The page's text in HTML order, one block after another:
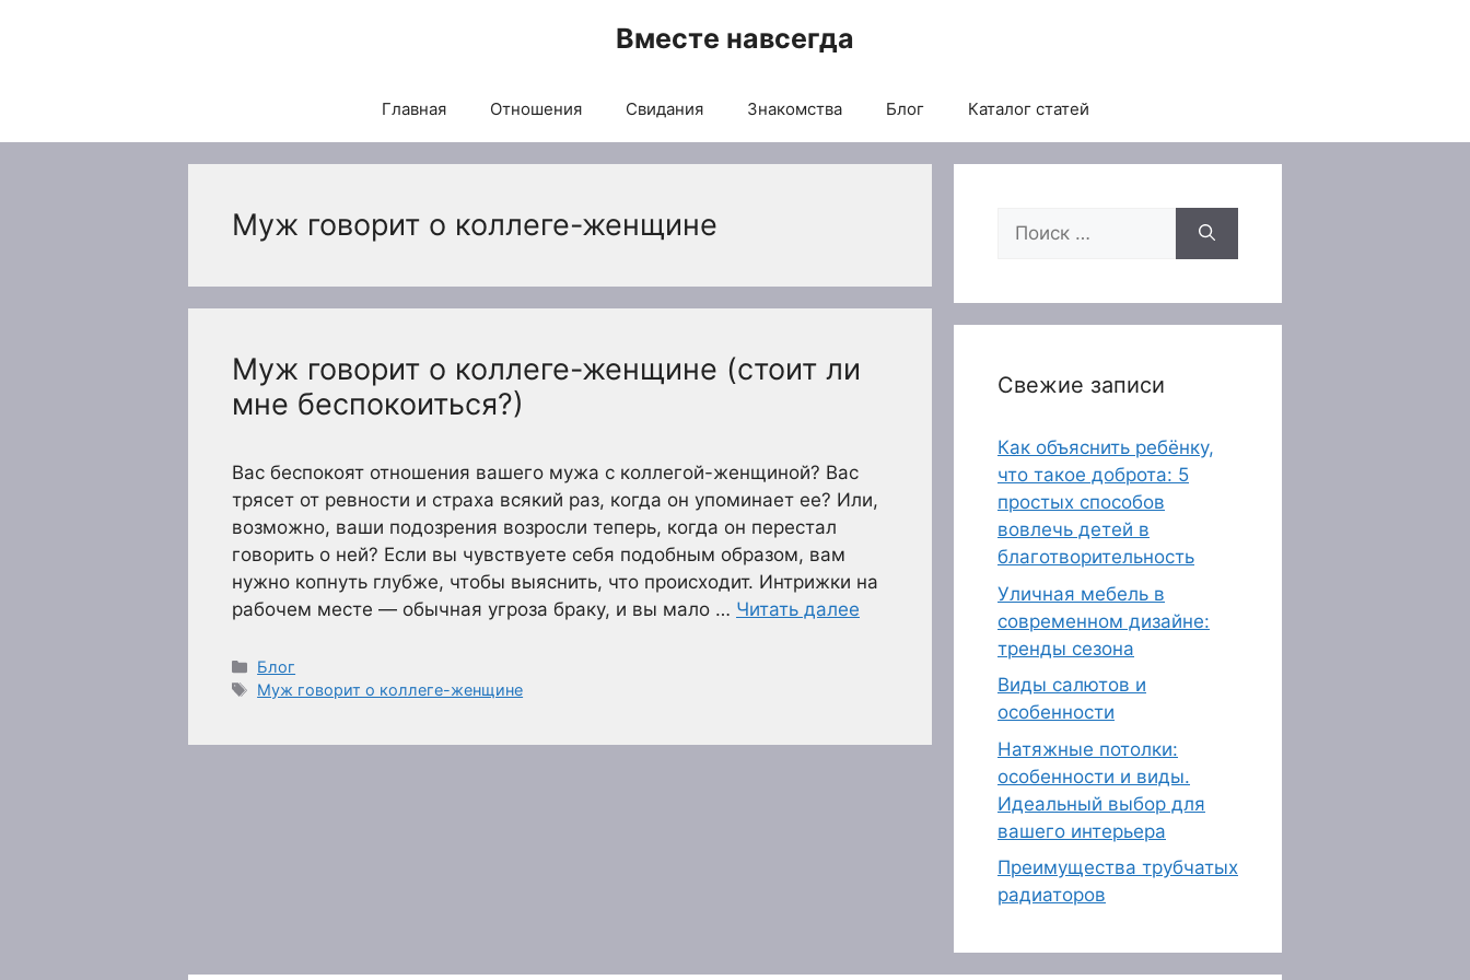
Вместе навсегда
Главная Отношения Свидания Знакомства Блог Каталог статей
Муж говорит о коллеге-женщине
Муж говорит о коллеге-женщине (стоит ли
мне беспокоиться?)
Вас беспокоят отношения вашего мужа с коллегой-женщиной? Вас
трясет от ревности и страха всякий раз, когда он упоминает ее? Или,
возможно, ваши подозрения возросли теперь, когда он перестал
говорить о ней? Если вы чувствуете себя подобным образом, вам
нужно копнуть глубже, чтобы выяснить, что происходит. Интрижки на
рабочем месте — обычная угроза браку, и вы мало … Читать далее
Рубрики
Блог
Метки
Муж говорит о коллеге-женщине
Поиск:
Свежие записи
Как объяснить ребёнку,
что такое доброта: 5
простых способов
вовлечь детей в
благотворительность
Уличная мебель в
современном дизайне:
тренды сезона
Виды салютов и
особенности
Натяжные потолки:
особенности и виды.
Идеальный выбор для
вашего интерьера
Преимущества трубчатых
радиаторов